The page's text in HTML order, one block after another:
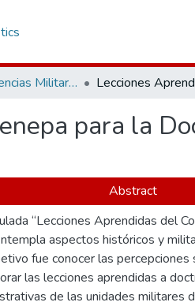
Maestría en Ciencias Militares
para la
Abstract
“Lecciones Aprendidas del
aspectos históricos y
fue conocer las
las lecciones aprendidas a
de las unidades militares